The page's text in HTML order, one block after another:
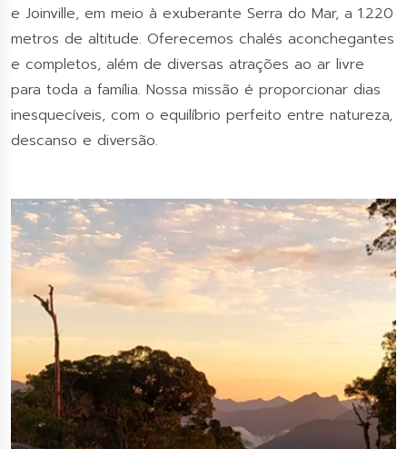
e Joinville, em meio à exuberante Serra do Mar, a 1.220
metros de altitude. Oferecemos chalés aconchegantes
e completos, além de diversas atrações ao ar livre
para toda a família. Nossa missão é proporcionar dias
inesquecíveis, com o equilíbrio perfeito entre natureza,
descanso e diversão.